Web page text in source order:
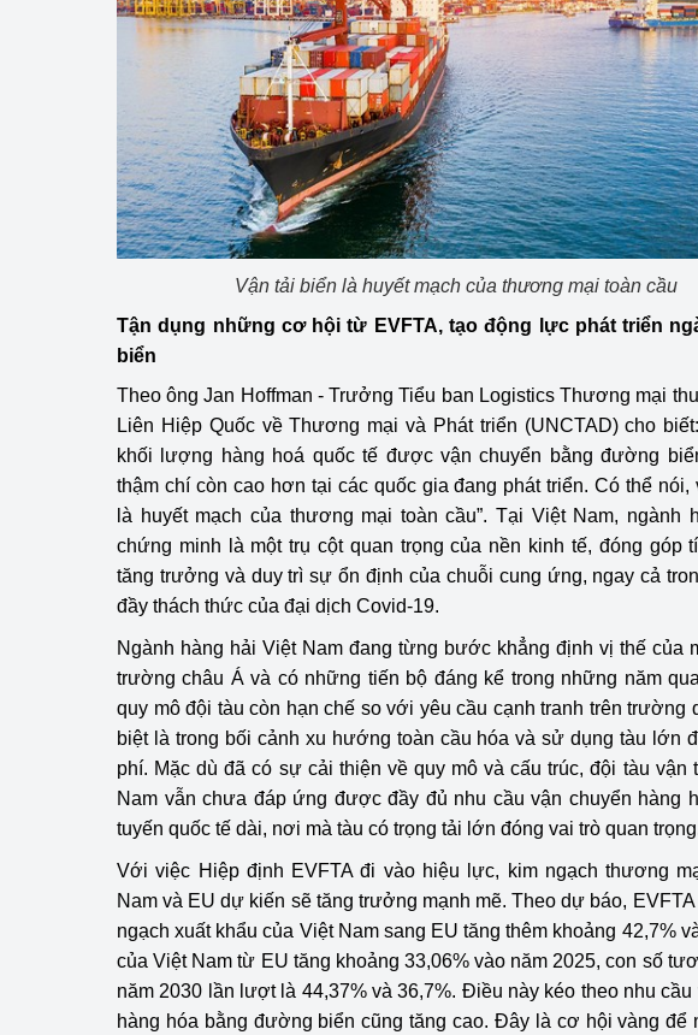
Tổ chức được
động kiểm định
làm việc ở môi
hiểm khí, bụi nổ
Cơ sở sản xuất,
LPG
Tổ chức huấn
nghiệp vụ kiểm
lao động
Tái cơ cấu ngành Công Thương
Quản lý thị trường
Sử dụng năng lượng tiết kiệm và
hiệu quả
Hiệu quả năng
Khoa học, công nghệ và đổi mới sáng
tạo
Album ảnh bảo
Văn bản về môi
Đọc báo giúp bạn
Bảo vệ nền tảng tư tưởng của Đảng
Doanh nghiệp - Người dân
Xúc tiến thương mại Khu vực miền Bắc
Khu vực miền
Thị trường nước ngoàiHiệp định EVFTA
Thị trường châu
Ngành Công Thương đưa nghị quyết
Đại hội XIV của Đảng vào cuộc sống
Phát triển công nghiệpCông nghiệp nền
Chính sách
Phát triển năng lượng
Vận tải biển là huyết mạch của thương mại toàn cầu
Tận dụng những cơ hội từ EVFTA, tạo động lực phát triển
biển
Theo ông Jan Hoffman - Trưởng Tiểu ban Logistics Thương mại
Liên Hiệp Quốc về Thương mại và Phát triển (UNCTAD) cho
khối lượng hàng hoá quốc tế được vận chuyển bằng đường
thậm chí còn cao hơn tại các quốc gia đang phát triển. Có thể nói,
là huyết mạch của thương mại toàn cầu”. Tại Việt Nam, ngành
chứng minh là một trụ cột quan trọng của nền kinh tế, đóng góp
tăng trưởng và duy trì sự ổn định của chuỗi cung ứng, ngay cả
đầy thách thức của đại dịch Covid-19.
Ngành hàng hải Việt Nam đang từng bước khẳng định vị thế của
trường châu Á và có những tiến bộ đáng kể trong những năm
quy mô đội tàu còn hạn chế so với yêu cầu cạnh tranh trên trường
biệt là trong bối cảnh xu hướng toàn cầu hóa và sử dụng tàu lớn
phí. Mặc dù đã có sự cải thiện về quy mô và cấu trúc, đội tàu vận
Nam vẫn chưa đáp ứng được đầy đủ nhu cầu vận chuyển hàng
tuyến quốc tế dài, nơi mà tàu có trọng tải lớn đóng vai trò quan
Với việc Hiệp định EVFTA đi vào hiệu lực, kim ngạch thương
Nam và EU dự kiến sẽ tăng trưởng mạnh mẽ. Theo dự báo,
ngạch xuất khẩu của Việt Nam sang EU tăng thêm khoảng 42,7%
của Việt Nam từ EU tăng khoảng 33,06% vào năm 2025, con số
năm 2030 lần lượt là 44,37% và 36,7%. Điều này kéo theo nhu cầu
hàng hóa bằng đường biển cũng tăng cao. Đây là cơ hội vàng để